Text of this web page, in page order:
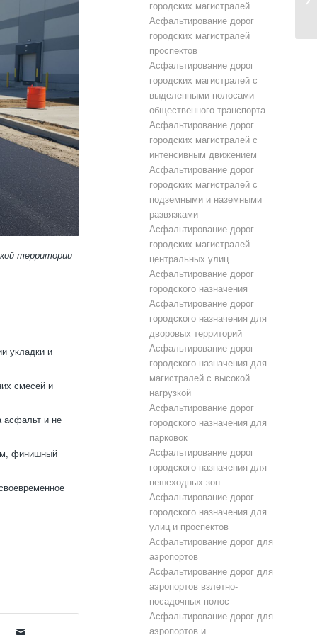
территории
укладки и
смесей и
и не
финишный
городских магистралей
Асфальтирование дорог
городских магистралей
проспектов
Асфальтирование дорог
городских магистралей с
выделенными полосами
общественного транспорта
Асфальтирование дорог
городских магистралей с
интенсивным движением
Асфальтирование дорог
городских магистралей с
подземными и наземными
развязками
Асфальтирование дорог
городских магистралей
центральных улиц
Асфальтирование дорог
городского назначения
Асфальтирование дорог
городского назначения для
дворовых территорий
Асфальтирование дорог
городского назначения для
магистралей с высокой
нагрузкой
Асфальтирование дорог
городского назначения для
парковок
Асфальтирование дорог
городского назначения для
пешеходных зон
Асфальтирование дорог
городского назначения для
улиц и проспектов
Асфальтирование дорог для
аэропортов
Асфальтирование дорог для
аэропортов взлетно-
посадочных полос
Асфальтирование дорог для
аэропортов и